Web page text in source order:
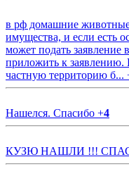
в рф домашние
имущества, и если есть
может подать заявление
приложить к заявлению.
частную территорию б...
Нашелся. Спасибо +4
КУЗЮ НАШЛИ !!!